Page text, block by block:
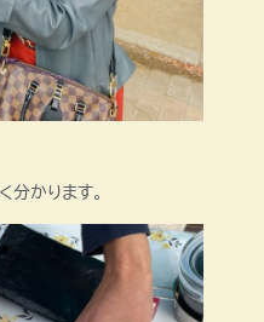
分かります。